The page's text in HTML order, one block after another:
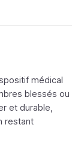
médical
blessés ou
et durable,
restant